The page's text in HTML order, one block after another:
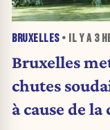
BRUXELLES• IL Y A 3
Bruxelles
chutes
à cause de